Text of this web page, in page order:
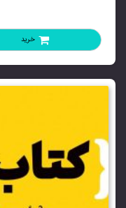
خرید